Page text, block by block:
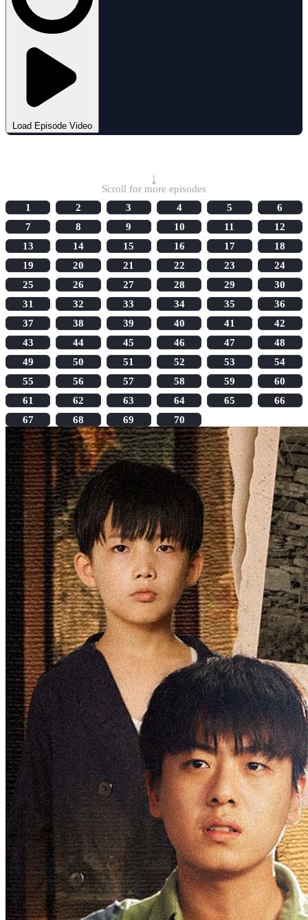
Load Episode Video
↓
Scroll for more episodes
1
2 3 4 5
6
7
8 9 10 11
12
13
14 15 16 17
18
19
20 21 22 23
24
25
26 27 28 29
30
31
32 33 34 35
36
37
38 39 40 41
42
43
44 45 46 47
48
49
50 51 52 53
54
55
56 57 58 59
60
61
62 63 64 65
66
67
68 69 70